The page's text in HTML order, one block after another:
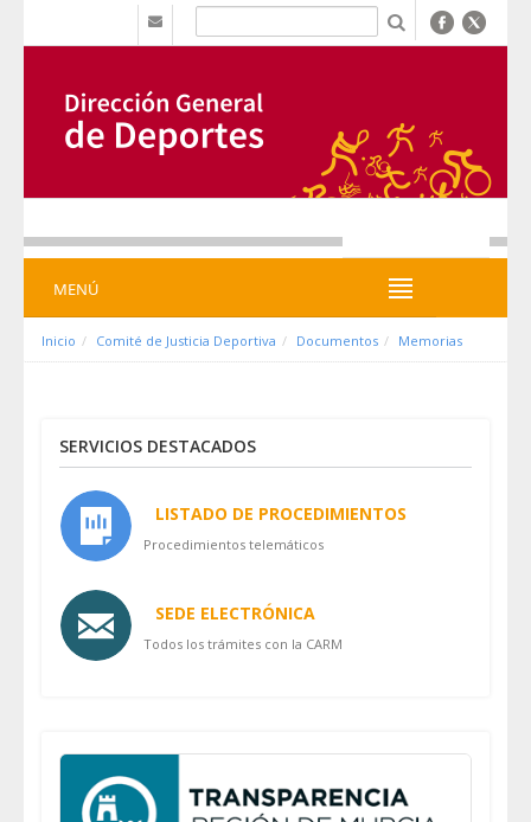
MENÚ
Inicio Comité de Justicia Deportiva Documentos Memorias
SERVICIOS DESTACADOS
LISTADO DE PROCEDIMIENTOS
Procedimientos telemáticos
SEDE ELECTRÓNICA
Todos los trámites con la CARM